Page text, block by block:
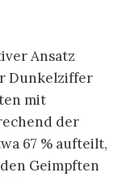
Ansatz
Dunkelziffer
mit
der
67 % aufteilt,
Geimpften